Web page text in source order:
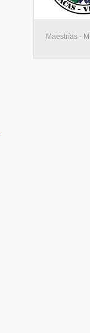
Maestrías -